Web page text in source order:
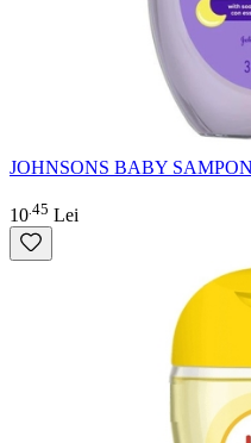
JOHNSONS BABY
10 45 Lei